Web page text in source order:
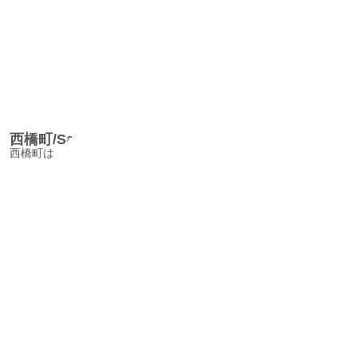
西橋町/SaikyomachiAlley
西橋町は【西京町】と書く説もあるが